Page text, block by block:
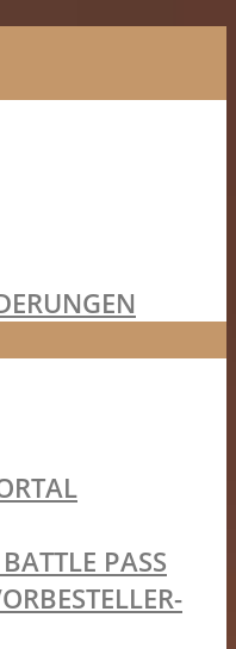
PASS